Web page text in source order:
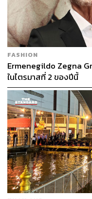
FASHION
Ermenegildo Zegna
ในไตรมาสที่ 2 ของปีนี้